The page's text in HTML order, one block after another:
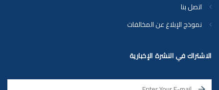
اتصل بنا
نموذج الإبلاغ عن المخالفات
الاشتراك في النشرة الإخبارية